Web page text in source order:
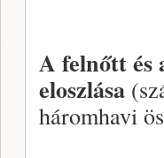
A felnőtt és
eloszlása
háromhavi